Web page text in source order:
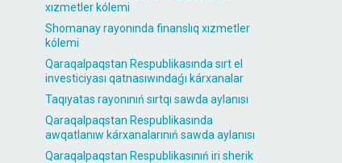
xızmetler kólemi
Shomanay rayonında finanslıq xızmetler
kólemi
Qaraqalpaqstan Respublikasında sırt el
investiciyası qatnasıwındaǵı kárxanalar
Taqıyatas rayonınıń sırtqı sawda aylanısı
Qaraqalpaqstan Respublikasında
awqatlanıw kárxanalarınıń sawda aylanısı
Qaraqalpaqstan Respublikasınıń iri sherik